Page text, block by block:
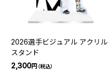
2026選手ビジュアル アクリル
スタンド
2,300円（税込）